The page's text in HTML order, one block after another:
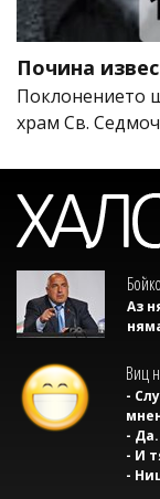
Почина
Поклонението
храм Св.
Аз
Виц
-
- Да.
- И
-